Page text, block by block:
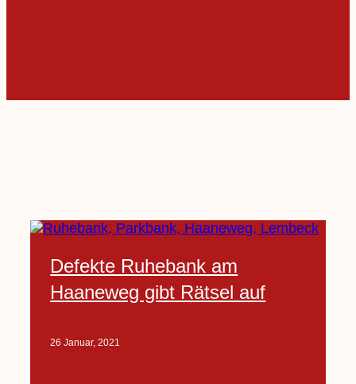
Defekte Ruhebank am
Haaneweg gibt Rätsel auf
26 Januar, 2021